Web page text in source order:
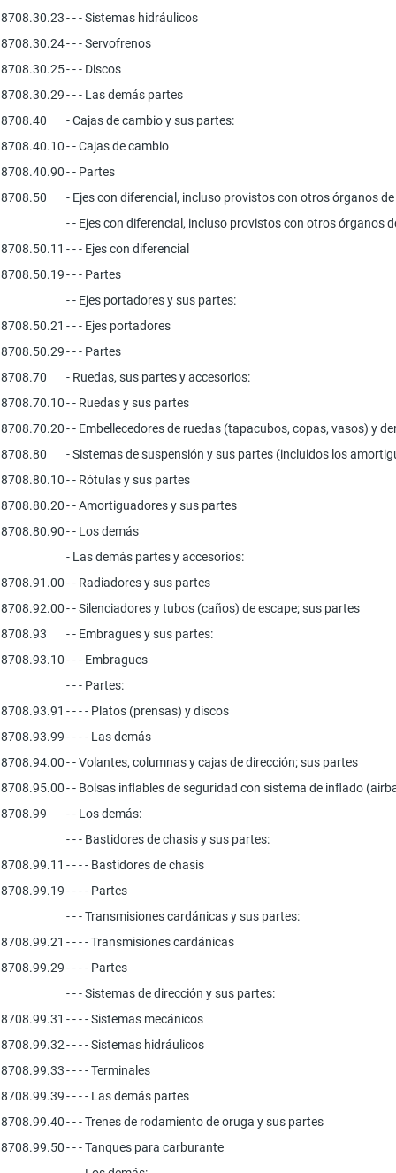
8708.30.23- - - Sistemas hidráulicos
8708.30.24- - - Servofrenos
8708.30.25- - - Discos
8708.30.29- - - Las demás partes
8708.40
- Cajas de cambio y sus partes:
8708.40.10- - Cajas de cambio
8708.40.90- - Partes
8708.50
- Ejes con diferencial, incluso provistos con otros órganos
- - Ejes con diferencial, incluso provistos con otros órganos
8708.50.11 - - - Ejes con diferencial
8708.50.19- - - Partes
- - Ejes portadores y sus partes:
8708.50.21 - - - Ejes portadores
8708.50.29- - - Partes
8708.70
- Ruedas, sus partes y accesorios:
8708.70.10- - Ruedas y sus partes
8708.70.20- - Embellecedores de ruedas (tapacubos, copas, vasos) y
8708.80
- Sistemas de suspensión y sus partes (incluidos los
8708.80.10- - Rótulas y sus partes
8708.80.20- - Amortiguadores y sus partes
8708.80.90- - Los demás
- Las demás partes y accesorios:
8708.91.00- - Radiadores y sus partes
8708.92.00- - Silenciadores y tubos (caños) de escape; sus partes
8708.93
- - Embragues y sus partes:
8708.93.10- - - Embragues
- - - Partes:
8708.93.91 - - - - Platos (prensas) y discos
8708.93.99- - - - Las demás
8708.94.00- - Volantes, columnas y cajas de dirección; sus partes
8708.95.00- - Bolsas inflables de seguridad con sistema de inflado
8708.99
- - Los demás:
- - - Bastidores de chasis y sus partes:
8708.99.11 - - - - Bastidores de chasis
8708.99.19- - - - Partes
- - - Transmisiones cardánicas y sus partes:
8708.99.21 - - - - Transmisiones cardánicas
8708.99.29- - - - Partes
- - - Sistemas de dirección y sus partes:
8708.99.31 - - - - Sistemas mecánicos
8708.99.32- - - - Sistemas hidráulicos
8708.99.33- - - - Terminales
8708.99.39- - - - Las demás partes
8708.99.40- - - Trenes de rodamiento de oruga y sus partes
8708.99.50- - - Tanques para carburante